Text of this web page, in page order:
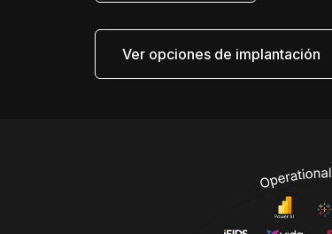
Ver opciones de implantación